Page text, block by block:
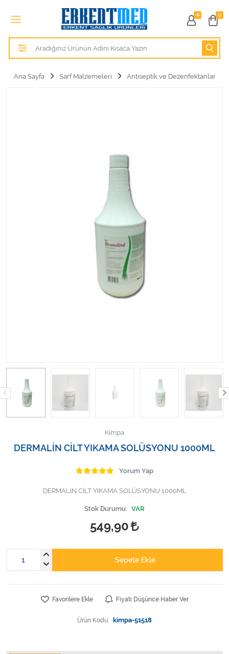
0
Tüm Kategoriler
Alezler
Sarf Malzemeleri
Sarf Malzemeleri
Tüm Kategorileri Gör
Ana Sayfa Sarf Malzemeleri Antiseptik ve Dezenfektanlar
Kimpa
DERMALİN CİLT YIKAMA SOLÜSYONU 1000ML
Yorum Yap
DERMALİN CİLT YIKAMA SOLÜSYONU 1000ML
Stok Durumu: VAR
549,90
Sepete Ekle
Favorilere Ekle Fiyatı Düşünce Haber Ver
Ürün Kodu: kimpa-51518